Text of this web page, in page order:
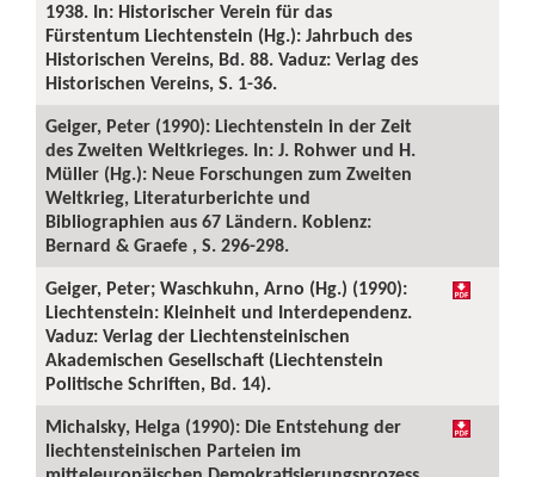
1938. In: Historischer Verein für das
Fürstentum Liechtenstein (Hg.): Jahrbuch des
Historischen Vereins, Bd. 88. Vaduz: Verlag des
Historischen Vereins, S. 1-36.
Geiger, Peter (1990): Liechtenstein in der Zeit
des Zweiten Weltkrieges. In: J. Rohwer und H.
Müller (Hg.): Neue Forschungen zum Zweiten
Weltkrieg, Literaturberichte und
Bibliographien aus 67 Ländern. Koblenz:
Bernard & Graefe , S. 296-298.
Geiger, Peter; Waschkuhn, Arno (Hg.) (1990):
Liechtenstein: Kleinheit und Interdependenz.
Vaduz: Verlag der Liechtensteinischen
Akademischen Gesellschaft (Liechtenstein
Politische Schriften, Bd. 14).
Michalsky, Helga (1990): Die Entstehung der
liechtensteinischen Parteien im